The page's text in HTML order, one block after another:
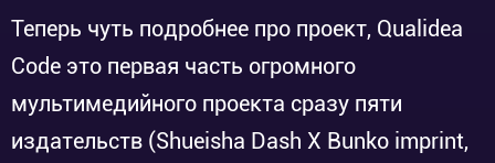
Теперь чуть подробнее про проект, Qualidea
Code это первая часть огромного
мультимедийного проекта сразу пяти
издательств (Shueisha Dash X Bunko imprint,